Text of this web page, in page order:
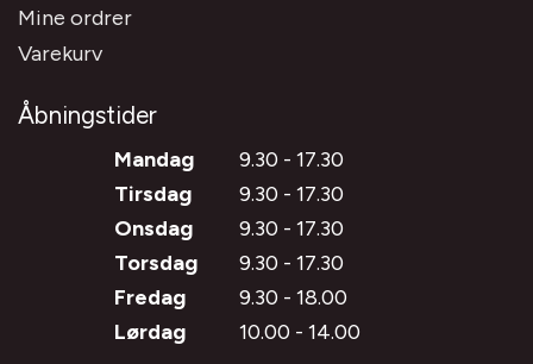
Mine ordrer
Varekurv
Åbningstider
Mandag
9.30 - 17.30
Tirsdag
9.30 - 17.30
Onsdag
9.30 - 17.30
Torsdag
9.30 - 17.30
Fredag
9.30 - 18.00
Lørdag
10.00 - 14.00